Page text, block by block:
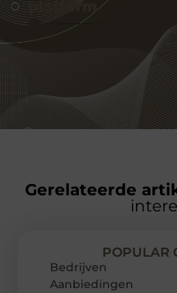
platform
Gerelateerde
POPULAR
Bedrijven
Aanbiedingen